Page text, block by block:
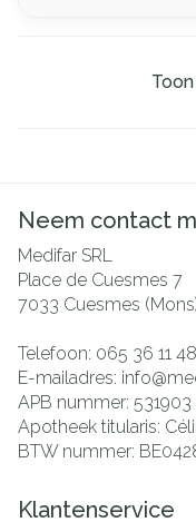
Toon
Neem contact
Medifar SRL
Place de Cuesmes 7
7033 Cuesmes
Telefoon: 065 36 11 48
E-mailadres: info@
APB nummer: 531903
Apotheek titularis:
BTW nummer:
Klantenservice